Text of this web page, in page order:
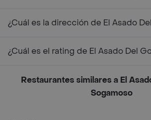
¿Cuál es la dirección de El Asado
¿Cuál es el rating de El Asado Del
Restaurantes similares a El
Sogamoso